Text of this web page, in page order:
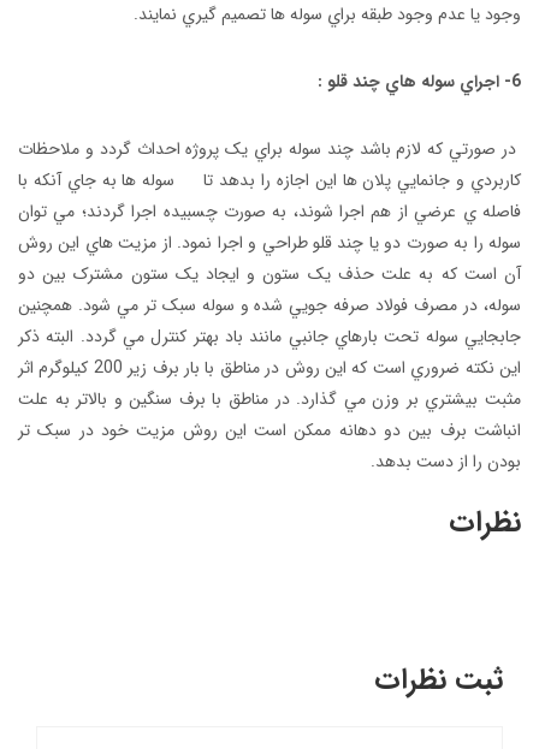
وجود يا عدم وجود طبقه براي سوله ها تصميم گيري نمايند.
6- اجراي سوله هاي چند قلو :
در صورتي که لازم باشد چند سوله براي يک پروژه احداث گردد و ملاحظات
کاربردي و جانمايي پلان ها اين اجازه را بدهد تا سوله ها به جاي آنکه با
فاصله ي عرضي از هم اجرا شوند، به صورت چسبيده اجرا گردند؛ مي توان
سوله را به صورت دو يا چند قلو طراحي و اجرا نمود. از مزيت هاي اين روش
آن است که به علت حذف يک ستون و ايجاد يک ستون مشترک بين دو
سوله، در مصرف فولاد صرفه جويي شده و سوله سبک تر مي شود. همچنين
جابجايي سوله تحت بارهاي جانبي مانند باد بهتر کنترل مي گردد. البته ذکر
اين نکته ضروري است که اين روش در مناطق با بار برف زير 200 کيلوگرم اثر
مثبت بيشتري بر وزن مي گذارد. در مناطق با برف سنگين و بالاتر به علت
انباشت برف بين دو دهانه ممکن است اين روش مزيت خود در سبک تر
بودن را از دست بدهد.
نظرات
ثبت نظرات